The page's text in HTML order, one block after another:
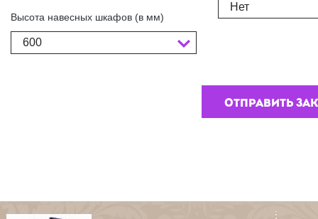
Высота навесных шкафов (в мм)
600
Нет